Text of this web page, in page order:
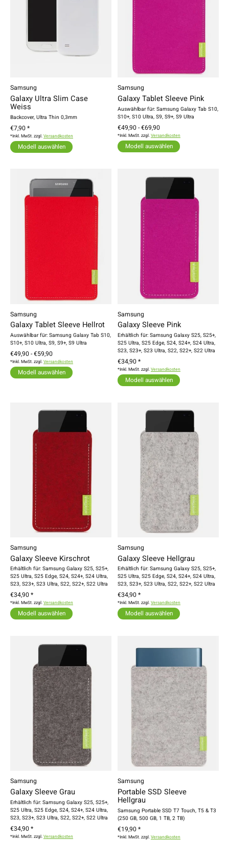
Samsung
Galaxy Ultra Slim Case
Weiss
Backcover, Ultra Thin 0,3mm
€7,90 *
*Inkl. MwSt. zzgl.Versandkosten
Modell auswählen
Samsung
Galaxy Tablet Sleeve Pink
Auswählbar für: Samsung Galaxy Tab S10,
S10+, S10 Ultra, S9, S9+, S9 Ultra
€49,90 - €69,90
*Inkl. MwSt. zzgl.Versandkosten
Modell auswählen
Samsung
Galaxy Tablet Sleeve Hellrot
Auswählbar für: Samsung Galaxy Tab S10,
S10+, S10 Ultra, S9, S9+, S9 Ultra
€49,90 - €59,90
*Inkl. MwSt. zzgl.Versandkosten
Modell auswählen
Samsung
Galaxy Sleeve Pink
Erhältlich für: Samsung Galaxy S25, S25+,
S25 Ultra, S25 Edge, S24, S24+, S24 Ultra,
S23, S23+, S23 Ultra, S22, S22+, S22 Ultra
€34,90 *
*Inkl. MwSt. zzgl.Versandkosten
Modell auswählen
Samsung
Galaxy Sleeve Kirschrot
Erhältlich für: Samsung Galaxy S25, S25+,
S25 Ultra, S25 Edge, S24, S24+, S24 Ultra,
S23, S23+, S23 Ultra, S22, S22+, S22 Ultra
€34,90 *
*Inkl. MwSt. zzgl.Versandkosten
Modell auswählen
Samsung
Galaxy Sleeve Hellgrau
Erhältlich für: Samsung Galaxy S25, S25+,
S25 Ultra, S25 Edge, S24, S24+, S24 Ultra,
S23, S23+, S23 Ultra, S22, S22+, S22 Ultra
€34,90 *
*Inkl. MwSt. zzgl.Versandkosten
Modell auswählen
Samsung
Galaxy Sleeve Grau
Erhältlich für: Samsung Galaxy S25, S25+,
S25 Ultra, S25 Edge, S24, S24+, S24 Ultra,
S23, S23+, S23 Ultra, S22, S22+, S22 Ultra
€34,90 *
*Inkl. MwSt. zzgl.Versandkosten
Samsung
Portable SSD Sleeve
Hellgrau
Samsung Portable SSD T7 Touch, T5 & T3
(250 GB, 500 GB, 1 TB, 2 TB)
€19,90 *
*Inkl. MwSt. zzgl.Versandkosten